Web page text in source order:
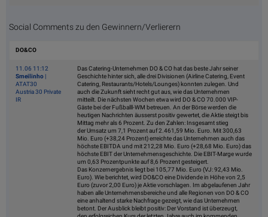
Social Comments zu den Gewinnern/Verlierern
DO&CO
11.06 11:12
Smeilinho |
ATAT30
Austria 30 Private
IR
Das Catering-Unternehmen DO & CO hat das beste Jahr seiner
Geschichte hinter sich, alle drei Divisionen (Airline Catering, Event
Catering, Restaurants/Hotels/Lounges) konnten zulegen. Und
auch die Zukunft sieht recht gut aus, wie das Unternehmen
mitteilt. Die nächsten Wochen etwa wird DO & CO 70.000 VIP-
Gäste bei der Fußballl-WM betreuen. An der Börse werden die
heutigen Nachrichten äusserst positiv gewertet, die Aktie steigt bis
Mittag mehr als 6 Prozent. Zu den Zahlen: Insgesamt stieg
der Umsatz um 7,1 Prozent auf 2.461,59 Mio. Euro. Mit 300,63
Mio. Euro (+38,24 Prozent) erreichte das Unternehmen auch das
höchste EBITDA und mit 212,28 Mio. Euro (+28,68 Mio. Euro) das
höchste EBIT der Unternehmensgeschichte. Die EBIT-Marge wurde
um 0,63 Prozentpunkte auf 8,6 Prozent gesteigert.
Das Konzernergebnis liegt bei 105,77 Mio. Euro (VJ: 92,43 Mio.
Euro). Wie berichtet, wird DO&CO eine Dividende in Höhe von 2,5
Euro (zuvor 2,00 Euro) je Aktie vorschlagen. Im abgelaufenen Jahr
haben alle Unternehmensbereiche und alle Regionen von DO & CO
eine anhaltend starke Nachfrage gezeigt, wie das Unternehmen
betont. Der Ausblick bleibt positiv: Der Vorstand ist überzeugt,